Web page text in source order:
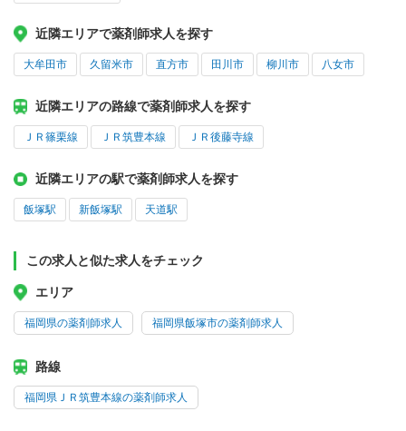
近隣エリアで薬剤師求人を探す
大牟田市 久留米市 直方市 田川市 柳川市 八女市
近隣エリアの路線で薬剤師求人を探す
ＪＲ篠栗線 ＪＲ筑豊本線 ＪＲ後藤寺線
近隣エリアの駅で薬剤師求人を探す
飯塚駅 新飯塚駅 天道駅
この求人と似た求人をチェック
エリア
福岡県の薬剤師求人 福岡県飯塚市の薬剤師求人
路線
福岡県ＪＲ筑豊本線の薬剤師求人